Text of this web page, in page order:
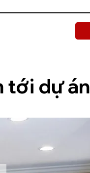
tới dự án